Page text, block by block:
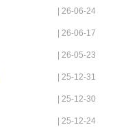
| 26-06-24
| 26-06-17
| 26-05-23
| 25-12-31
| 25-12-30
| 25-12-24